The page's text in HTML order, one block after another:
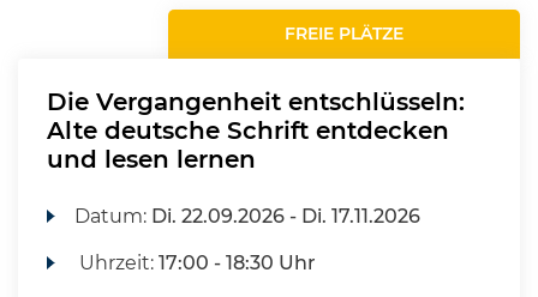
FREIE PLÄTZE
Die Vergangenheit entschlüsseln:
Alte deutsche Schrift entdecken
und lesen lernen
Datum: Di. 22.09.2026 - Di. 17.11.2026
Uhrzeit:17:00 - 18:30 Uhr